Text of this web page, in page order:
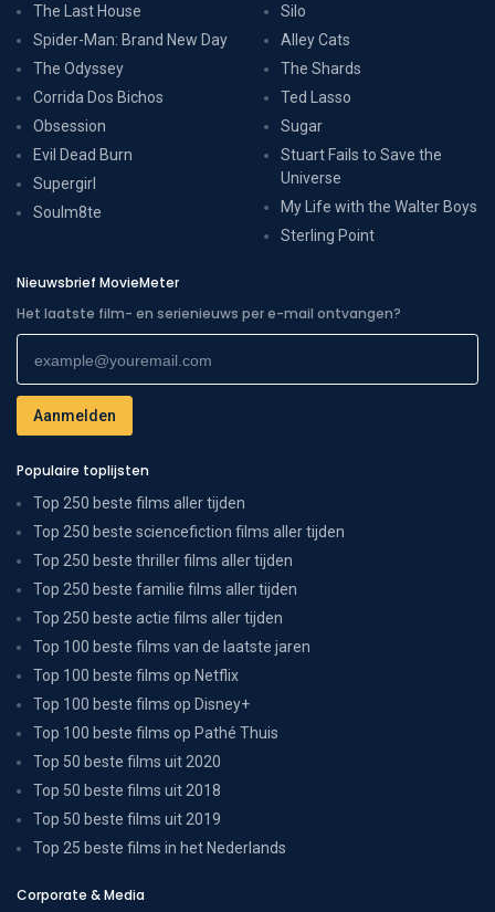
The Last House
Spider-Man: Brand New Day
The Odyssey
Corrida Dos Bichos
Obsession
Evil Dead Burn
Supergirl
Soulm8te
Silo
Alley Cats
The Shards
Ted Lasso
Sugar
Stuart Fails to Save the
Universe
My Life with the Walter Boys
Sterling Point
Nieuwsbrief MovieMeter
Het laatste film- en serienieuws per e-mail ontvangen?
Populaire toplijsten
Top 250 beste films aller tijden
Top 250 beste sciencefiction films aller tijden
Top 250 beste thriller films aller tijden
Top 250 beste familie films aller tijden
Top 250 beste actie films aller tijden
Top 100 beste films van de laatste jaren
Top 100 beste films op Netflix
Top 100 beste films op Disney+
Top 100 beste films op Pathé Thuis
Top 50 beste films uit 2020
Top 50 beste films uit 2018
Top 50 beste films uit 2019
Top 25 beste films in het Nederlands
Corporate & Media